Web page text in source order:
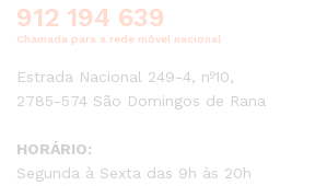
912 194 639
Chamada para a rede móvel nacional
Estrada Nacional 249-4, nº10,
2785-574 São Domingos de Rana
HORÁRIO:
Segunda à Sexta das 9h às 20h